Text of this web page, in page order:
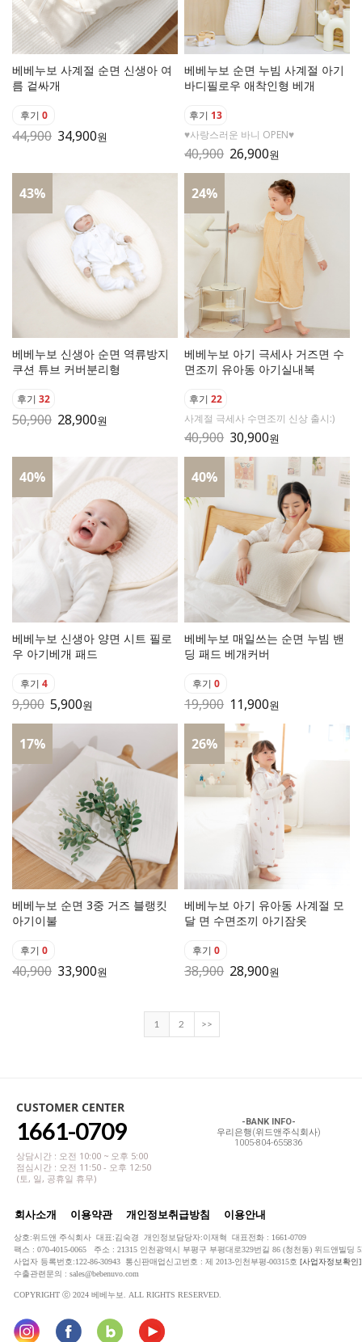
베베누보 사계절 순면 신생아 여
름 겉싸개
후기 0
44,900 34,900원
베베누보 순면 누빔 사계절 아기
바디필로우 애착인형 베개
후기 13
♥사랑스러운 바니 OPEN♥
40,900 26,900원
43%
베베누보 신생아 순면 역류방지
쿠션 튜브 커버분리형
후기 32
50,900 28,900원
24%
베베누보 아기 극세사 거즈면 수
면조끼 유아동 아기실내복
후기22
사계절 극세사 수면조끼 신상 출시:)
40,900 30,900원
40%
베베누보 신생아 양면 시트 필로
우 아기베개 패드
후기 4
9,900 5,900원
40%
베베누보 매일쓰는 순면 누빔 밴
딩 패드 베개커버
후기 0
19,900 11,900원
17%
베베누보 순면 3중 거즈 블랭킷
아기이불
후기 0
40,900 33,900원
26%
베베누보 아기 유아동 사계절 모
달 면 수면조끼 아기잠옷
후기 0
38,900 28,900원
1 2 >>
CUSTOMER CENTER
1661-0709
상담시간 : 오전 10:00 ~ 오후 5:00
점심시간 : 오전 11:50 - 오후 12:50
(토, 일, 공휴일 휴무)
-BANK INFO-
우리은행(위드앤주식회사)
1005-804-655836
회사소개 이용약관 개인정보취급방침 이용안내
상호:위드앤 주식회사 대표:김숙경 개인정보담당자:이재혁 대표전화 : 1661-0709
팩스 : 070-4015-0065 주소 : 21315 인천광역시 부평구 부평대로329번길 86 (청천동) 위드앤빌딩
사업자 등록번호:122-86-30943 통신판매업신고번호 : 제 2013-인천부평-00315호 [사업자정보확인]
수출관련문의 : sales@bebenuvo.com
COPYRIGHT ⓒ 2024 베베누보. ALL RIGHTS RESERVED.